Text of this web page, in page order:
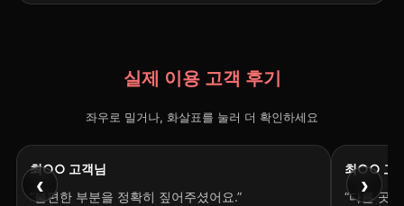
실제 이용 고객 후기
좌우로 밀거나, 화살표를 눌러 더 확인하세요
‹
최○○ 고객님
“불편한 부분을 정확히 짚어주셨어요.”
최○○ 고
“다른 곳
›